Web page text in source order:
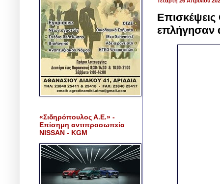
Επισκέψεις
επλήγησαν
«Σιδηρόπουλος Α.Ε.» -
Επίσημη αντιπροσωπεία
NISSAN - KGM